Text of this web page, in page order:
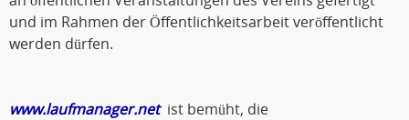
und im Rahmen der Öffentlichkeitsarbeit veröffentlicht
werden dürfen.
www.laufmanager.netist bemüht, die